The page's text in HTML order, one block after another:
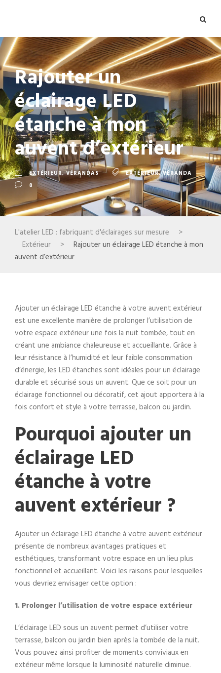
Rajouter un
éclairage LED
étanche à mon
auvent d’extérieur
EXTÉRIEUR, VÉRANDAS EXTÉRIEUR, VÉRANDA
0
L'atelier LED : fabriquant d'éclairages sur mesure
>
Extérieur
>
Rajouter un éclairage LED étanche à mon
auvent d’extérieur
Ajouter un éclairage LED étanche à votre auvent extérieur
est une excellente manière de prolonger l’utilisation de
votre espace extérieur une fois la nuit tombée, tout en
créant une ambiance chaleureuse et accueillante. Grâce à
leur résistance à l’humidité et leur faible consommation
d’énergie, les LED étanches sont idéales pour un éclairage
durable et sécurisé sous un auvent. Que ce soit pour un
éclairage fonctionnel ou décoratif, cet ajout apportera à la
fois confort et style à votre terrasse, balcon ou jardin.
Pourquoi ajouter un
éclairage LED
étanche à votre
auvent extérieur ?
Ajouter un éclairage LED étanche à votre auvent extérieur
présente de nombreux avantages pratiques et
esthétiques, transformant votre espace en un lieu plus
fonctionnel et accueillant. Voici les raisons pour lesquelles
vous devriez envisager cette option :
1. Prolonger l’utilisation de votre espace extérieur
L’éclairage LED sous un auvent permet d’utiliser votre
terrasse, balcon ou jardin bien après la tombée de la nuit.
Vous pouvez ainsi profiter de moments conviviaux en
extérieur même lorsque la luminosité naturelle diminue.